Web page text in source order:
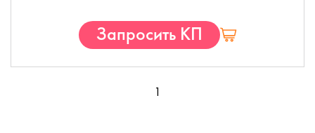
Запросить КП
1